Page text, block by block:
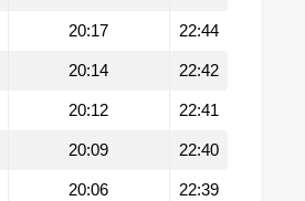
20:17 22:44
20:14 22:42
20:12 22:41
20:09 22:40
20:06 22:39